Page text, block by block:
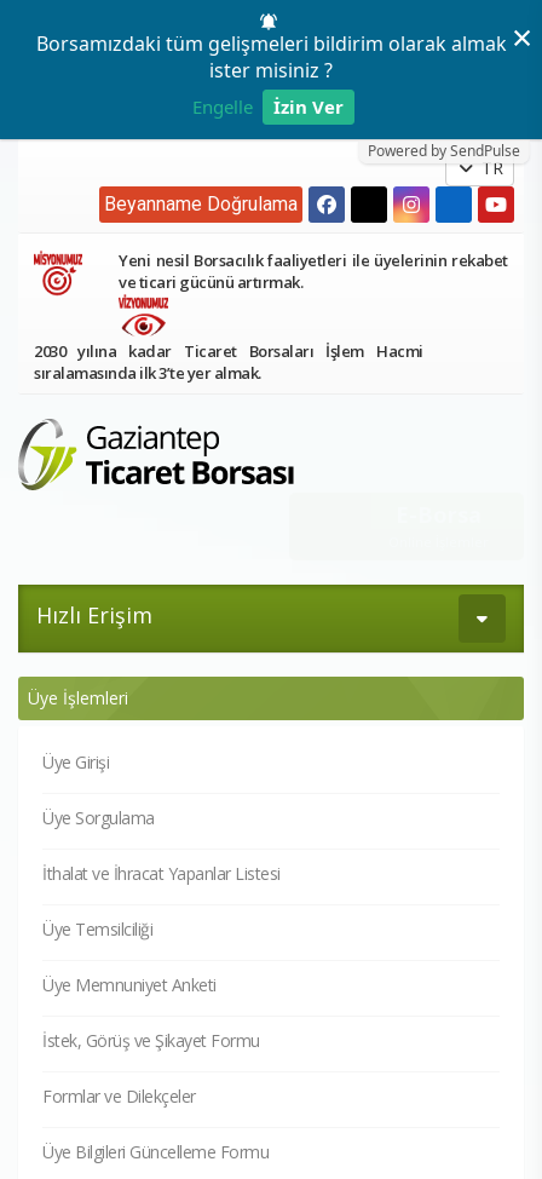
Borsamızdaki tüm gelişmeleri bildirim olarak almak
ister misiniz ?
Engelle İzin Ver
Powered by SendPulse
×
TR
Beyanname Doğrulama
Yeni nesil Borsacılık faaliyetleri ile üyelerinin rekabet
ve ticari gücünü artırmak.
2030 yılına kadar Ticaret Borsaları İşlem Hacmi
sıralamasında ilk 3’te yer almak.
Hızlı Erişim
Üye İşlemleri
Üye Girişi
Üye Sorgulama
İthalat ve İhracat Yapanlar Listesi
Üye Temsilciliği
Üye Memnuniyet Anketi
İstek, Görüş ve Şikayet Formu
Formlar ve Dilekçeler
Üye Bilgileri Güncelleme Formu